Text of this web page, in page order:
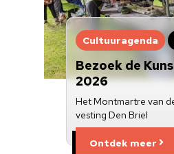
Cultuuragenda
Bezoek de
2026
Het Montmartre van
vesting Den Briel
Ontdek meer